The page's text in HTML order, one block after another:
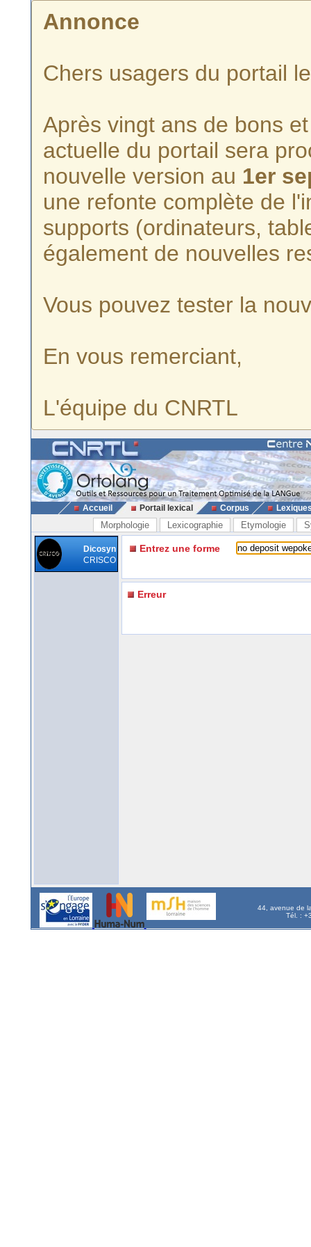
Annonce
Chers usagers du portail
Après vingt ans de bons
actuelle du portail sera
nouvelle version au 1er
une refonte complète de
supports (ordinateurs,
également de nouvelles
Vous pouvez tester la
En vous remerciant,
L'équipe du CNRTL
Accueil Portail lexical Corpus
Morphologie Lexicographie Etymologie
Dicosyn
CRISCO
Entrez une forme
Erreur
44, avenue de
Tél. :